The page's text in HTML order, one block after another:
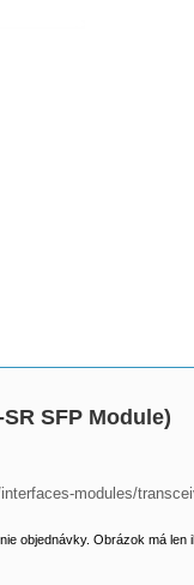
SFP Module)
modules/
objednávky. Obrázok má len